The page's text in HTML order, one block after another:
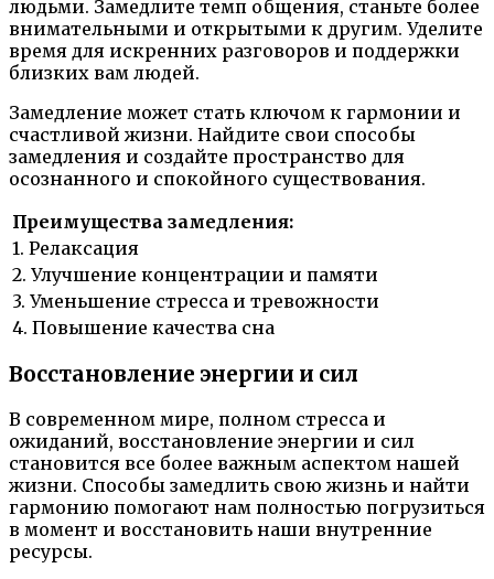
людьми. Замедлите темп общения, станьте более
внимательными и открытыми к другим. Уделите
время для искренних разговоров и поддержки
близких вам людей.
Замедление может стать ключом к гармонии и
счастливой жизни. Найдите свои способы
замедления и создайте пространство для
осознанного и спокойного существования.
Преимущества замедления:
1. Релаксация
2. Улучшение концентрации и памяти
3. Уменьшение стресса и тревожности
4. Повышение качества сна
Восстановление энергии и сил
В современном мире, полном стресса и
ожиданий, восстановление энергии и сил
становится все более важным аспектом нашей
жизни. Способы замедлить свою жизнь и найти
гармонию помогают нам полностью погрузиться
в момент и восстановить наши внутренние
ресурсы.